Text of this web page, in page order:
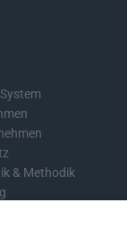
& Methodik